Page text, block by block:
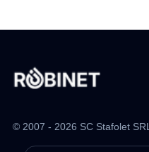
© 2007 - 2026 SC Stafolet SRL